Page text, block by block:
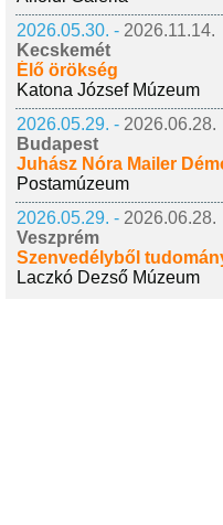
2026.05.30. - 2026.11.14.
Kecskemét
Élő örökség
Katona József Múzeum
2026.05.29. - 2026.06.28.
Budapest
Juhász Nóra Mailer
Postamúzeum
2026.05.29. - 2026.06.28.
Veszprém
Szenvedélyből
Laczkó Dezső Múzeum